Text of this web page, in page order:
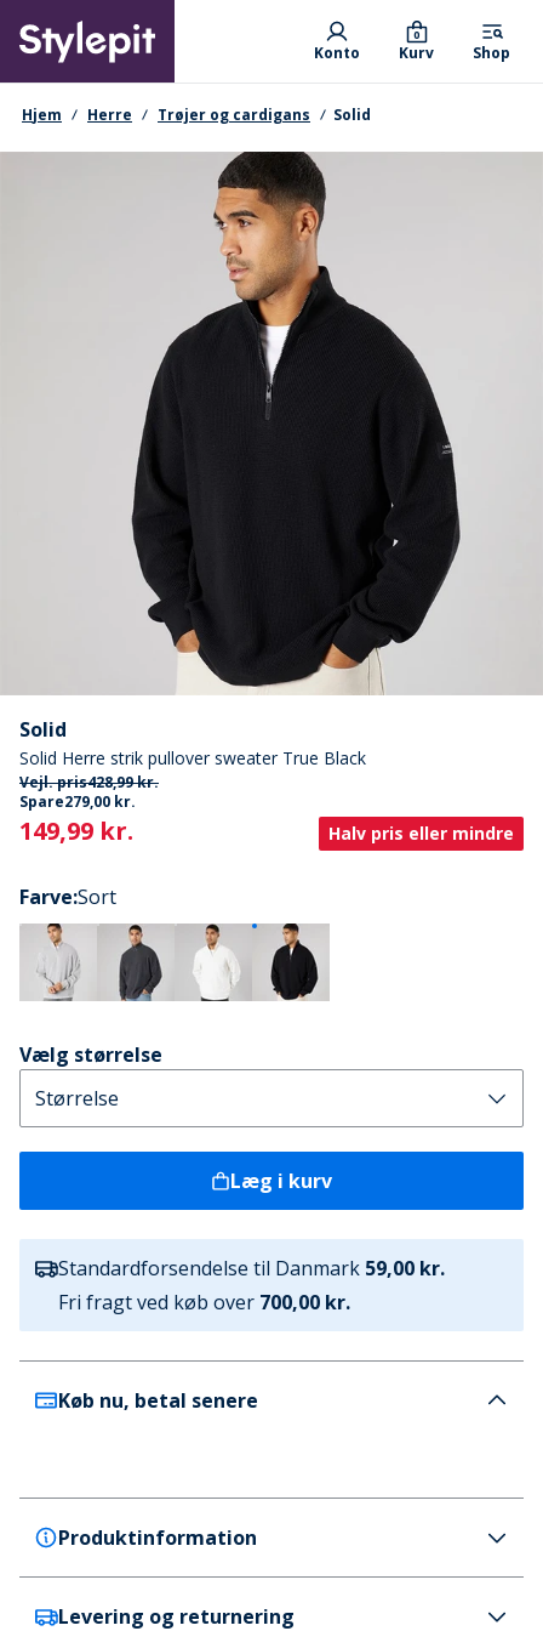
main
content
Primary departments
Konto Kurv
0
Shop
navigationssti
Hjem Herre Trøjer og cardigans Solid
Solid
Solid Herre strik pullover sweater True Black
Vejl. pris428,99 kr.
Spare279,00 kr.
Current
149,99 kr. Halv pris eller mindre
Farve:Sort
Vælg størrelse
Læg i kurv
Standardforsendelse til Danmark 59,00 kr.
Fri fragt ved køb over 700,00 kr.
Køb nu, betal senere
Produktinformation
Solid
Levering og returnering